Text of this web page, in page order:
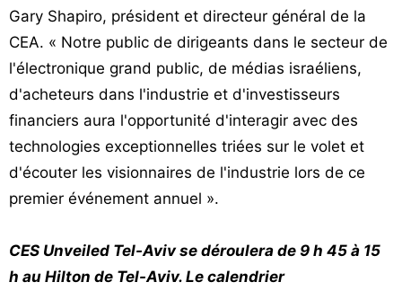
Gary Shapiro, président et directeur général de la
CEA. « Notre public de dirigeants dans le secteur de
l'électronique grand public, de médias israéliens,
d'acheteurs dans l'industrie et d'investisseurs
financiers aura l'opportunité d'interagir avec des
technologies exceptionnelles triées sur le volet et
d'écouter les visionnaires de l'industrie lors de ce
premier événement annuel ».
CES Unveiled Tel-Aviv se déroulera de 9 h 45 à 15
h au Hilton de Tel-Aviv. Le calendrier